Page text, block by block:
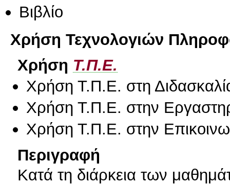
Βιβλίο
Χρήση Τεχνολογιών
Χρήση Τ.Π.Ε.
Χρήση Τ.Π.Ε. στη
Χρήση Τ.Π.Ε. στην
Χρήση Τ.Π.Ε. στην
Περιγραφή
Κατά τη διάρκεια των